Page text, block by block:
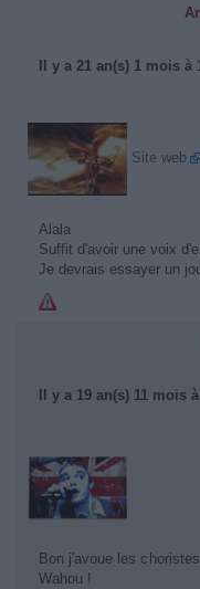
Il y a 21 an(s) 1 mois à
Site web
Alala
Suffit d'avoir une voix
Je devrais essayer un
Il y a 19 an(s) 11 mois
Bon j'avoue les
Wahou !